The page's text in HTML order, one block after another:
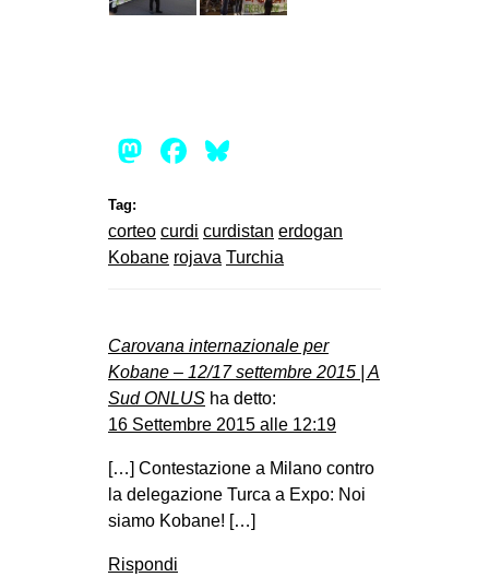
Mastodon
Facebook
Tag:
corteo curdi curdistan erdogan
Kobane rojava Turchia
Carovana internazionale per
Kobane – 12/17 settembre 2015 | A
Sud ONLUS ha detto:
16 Settembre 2015 alle 12:19
[…] Contestazione a Milano contro
la delegazione Turca a Expo: Noi
siamo Kobane! […]
Rispondi